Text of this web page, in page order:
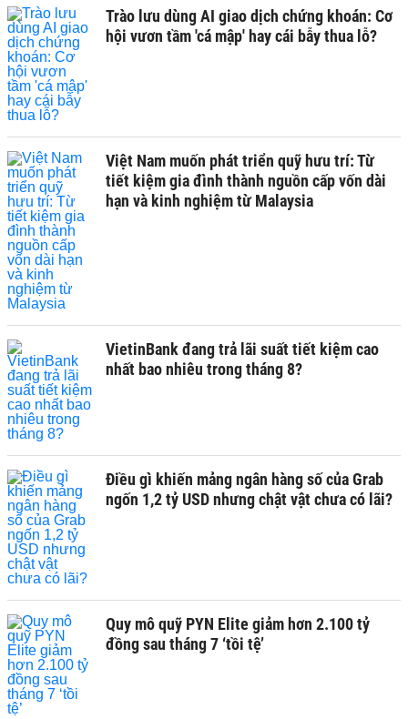
Trào lưu dùng AI giao dịch chứng khoán: Cơ
hội vươn tầm 'cá mập' hay cái bẫy thua lỗ?
Việt Nam muốn phát triển quỹ hưu trí: Từ
tiết kiệm gia đình thành nguồn cấp vốn dài
hạn và kinh nghiệm từ Malaysia
VietinBank đang trả lãi suất tiết kiệm cao
nhất bao nhiêu trong tháng 8?
Điều gì khiến mảng ngân hàng số của Grab
ngốn 1,2 tỷ USD nhưng chật vật chưa có lãi?
Quy mô quỹ PYN Elite giảm hơn 2.100 tỷ
đồng sau tháng 7 ‘tồi tệ’